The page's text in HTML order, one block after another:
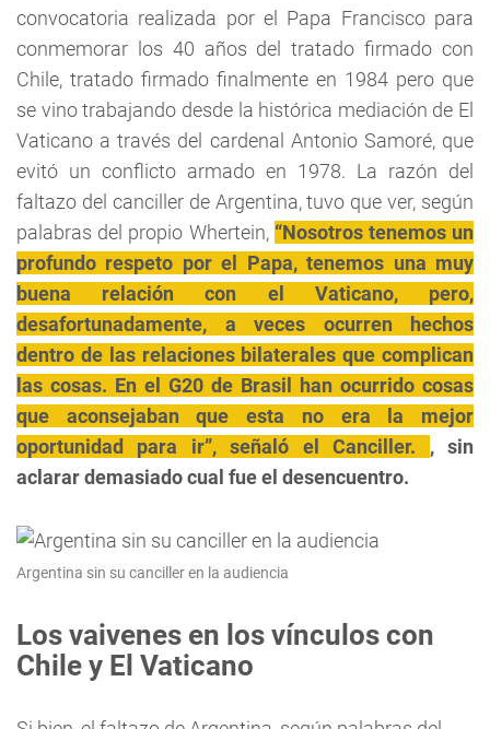
convocatoria realizada por el Papa Francisco para
conmemorar los 40 años del tratado firmado con
Chile, tratado firmado finalmente en 1984 pero que
se vino trabajando desde la histórica mediación de El
Vaticano a través del cardenal Antonio Samoré, que
evitó un conflicto armado en 1978. La razón del
faltazo del canciller de Argentina, tuvo que ver, según
palabras del propio Whertein, “Nosotros tenemos un
profundo respeto por el Papa, tenemos una muy
buena relación con el Vaticano, pero,
desafortunadamente, a veces ocurren hechos
dentro de las relaciones bilaterales que complican
las cosas. En el G20 de Brasil han ocurrido cosas
que aconsejaban que esta no era la mejor
oportunidad para ir”, señaló el Canciller. , sin
aclarar demasiado cual fue el desencuentro.
Argentina sin su canciller en la audiencia
Los vaivenes en los vínculos con
Chile y El Vaticano